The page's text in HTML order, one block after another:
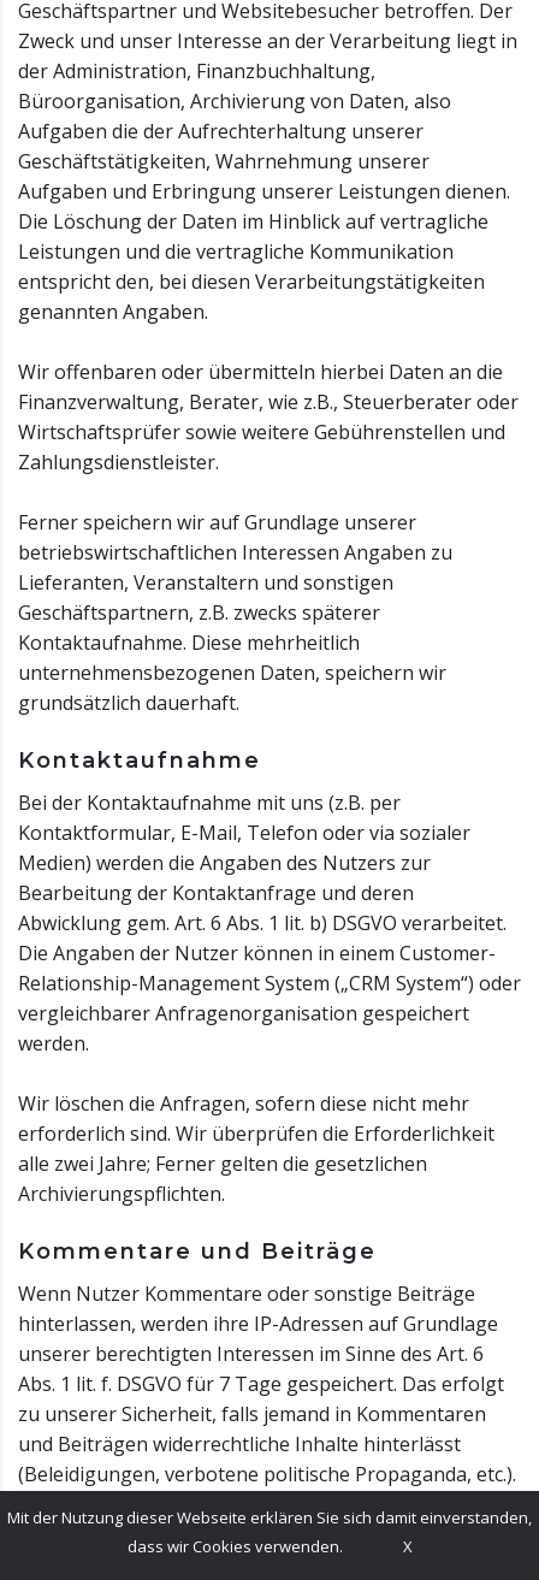
Mit der Nutzung dieser Webseite erklären Sie sich damit einverstanden,
dass wir Cookies verwenden.
X
Geschäftspartner und Websitebesucher betroffen. Der
Zweck und unser Interesse an der Verarbeitung liegt in
der Administration, Finanzbuchhaltung,
Büroorganisation, Archivierung von Daten, also
Aufgaben die der Aufrechterhaltung unserer
Geschäftstätigkeiten, Wahrnehmung unserer
Aufgaben und Erbringung unserer Leistungen dienen.
Die Löschung der Daten im Hinblick auf vertragliche
Leistungen und die vertragliche Kommunikation
entspricht den, bei diesen Verarbeitungstätigkeiten
genannten Angaben.
Wir offenbaren oder übermitteln hierbei Daten an die
Finanzverwaltung, Berater, wie z.B., Steuerberater oder
Wirtschaftsprüfer sowie weitere Gebührenstellen und
Zahlungsdienstleister.
Ferner speichern wir auf Grundlage unserer
betriebswirtschaftlichen Interessen Angaben zu
Lieferanten, Veranstaltern und sonstigen
Geschäftspartnern, z.B. zwecks späterer
Kontaktaufnahme. Diese mehrheitlich
unternehmensbezogenen Daten, speichern wir
grundsätzlich dauerhaft.
Kontaktaufnahme
Bei der Kontaktaufnahme mit uns (z.B. per
Kontaktformular, E-Mail, Telefon oder via sozialer
Medien) werden die Angaben des Nutzers zur
Bearbeitung der Kontaktanfrage und deren
Abwicklung gem. Art. 6 Abs. 1 lit. b) DSGVO verarbeitet.
Die Angaben der Nutzer können in einem Customer-
Relationship-Management System („CRM System“) oder
vergleichbarer Anfragenorganisation gespeichert
werden.
Wir löschen die Anfragen, sofern diese nicht mehr
erforderlich sind. Wir überprüfen die Erforderlichkeit
alle zwei Jahre; Ferner gelten die gesetzlichen
Archivierungspflichten.
Kommentare und Beiträge
Wenn Nutzer Kommentare oder sonstige Beiträge
hinterlassen, werden ihre IP-Adressen auf Grundlage
unserer berechtigten Interessen im Sinne des Art. 6
Abs. 1 lit. f. DSGVO für 7 Tage gespeichert. Das erfolgt
zu unserer Sicherheit, falls jemand in Kommentaren
und Beiträgen widerrechtliche Inhalte hinterlässt
(Beleidigungen, verbotene politische Propaganda, etc.).
oder Beitrag belangt werden und sind daher an der